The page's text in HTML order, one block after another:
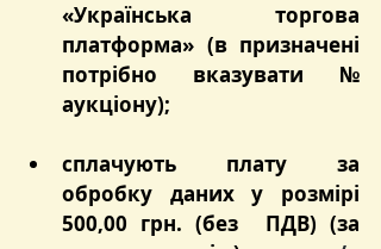
«Українська торгова
платформа» (в призначені
потрібно вказувати №
аукціону);
сплачують плату за
обробку даних у розмірі
500,00 грн. (без  ПДВ) (за